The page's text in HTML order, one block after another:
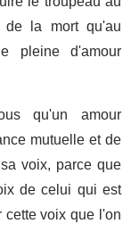
la mort qu'au
pleine d'amour
qu'un amour
mutuelle et de
voix, parce que
de celui qui est
voix que l'on